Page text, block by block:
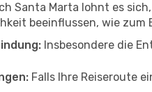
Santa Marta lohnt es
beeinflussen, wie zum
Insbesondere die
Falls Ihre Reiseroute